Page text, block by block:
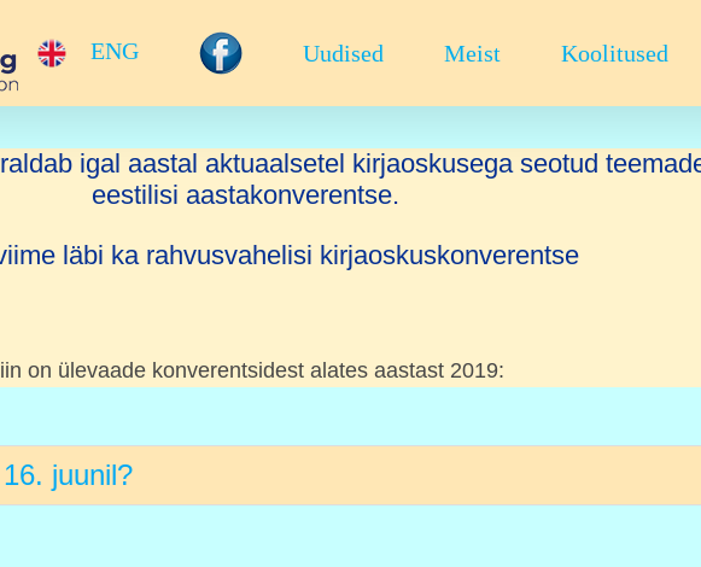
ENG Uudised Meist Koolitused
igal aastal aktuaalsetel kirjaoskusega seotud
eestilisi aastakonverentse.
läbi ka rahvusvahelisi kirjaoskuskonverentse
on ülevaade konverentsidest alates aastast 2019:
juunil?